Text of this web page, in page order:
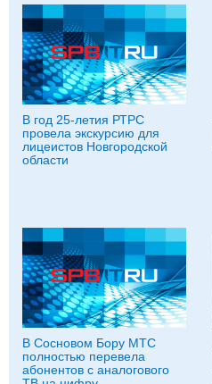
В год 25-летия РТРС
провела экскурсию для
лицеистов Новгородской
области
В Сосновом Бору МТС
полностью перевела
абонентов с аналогового